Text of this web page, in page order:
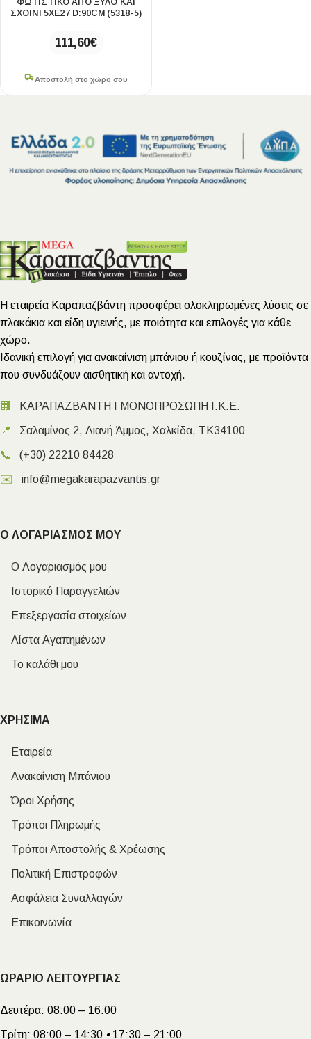
ΣΧΟΙΝΊ 5XE27 D:90CM (5318-5)
111,60€
Αποστολή στο χώρο σου
Η εταιρεία Καραπαζβάντη προσφέρει ολοκληρωμένες λύσεις σε
πλακάκια και είδη υγιεινής, με ποιότητα και επιλογές για κάθε
χώρο.
Ιδανική επιλογή για ανακαίνιση μπάνιου ή κουζίνας, με προϊόντα
που συνδυάζουν αισθητική και αντοχή.
🏢 ΚΑΡΑΠΑΖΒΑΝΤΗ Ι ΜΟΝΟΠΡΟΣΩΠΗ Ι.Κ.Ε.
📍 Σαλαμίνος 2, Λιανή Άμμος, Χαλκίδα, ΤΚ34100
📞 (+30) 22210 84428
✉️ info@megakarapazvantis.gr
Ο ΛΟΓΑΡΙΑΣΜΟΣ ΜΟΥ
Ο Λογαριασμός μου
Ιστορικό Παραγγελιών
Επεξεργασία στοιχείων
Λίστα Αγαπημένων
Το καλάθι μου
ΧΡΗΣΙΜΑ
Εταιρεία
Ανακαίνιση Μπάνιου
Όροι Χρήσης
Τρόποι Πληρωμής
Τρόποι Αποστολής & Χρέωσης
Πολιτική Επιστροφών
Ασφάλεια Συναλλαγών
Επικοινωνία
ΩΡΑΡΙΟ ΛΕΙΤΟΥΡΓΙΑΣ
Δευτέρα: 08:00 – 16:00
Τρίτη: 08:00 – 14:30 •17:30 – 21:00